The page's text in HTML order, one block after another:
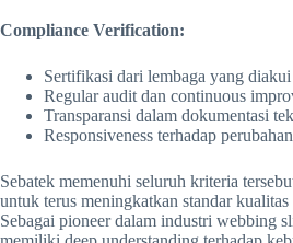
Compliance Verification:
Sertifikasi dari lembaga yang diakui
Regular audit dan continuous
Transparansi dalam dokumentasi
Responsiveness terhadap
Sebatek memenuhi seluruh kriteria
untuk terus meningkatkan standar kualitas
Sebagai pioneer dalam industri webbing